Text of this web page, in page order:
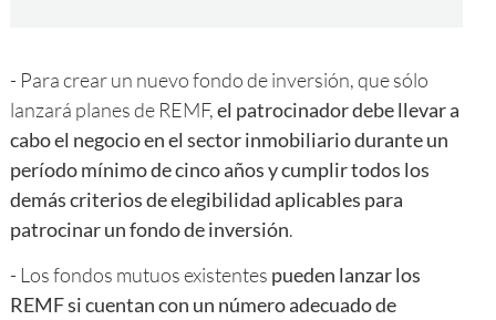
- Para crear un nuevo fondo de inversión, que sólo
lanzará planes de REMF,el patrocinador debe llevar a
cabo el negocio en el sector inmobiliario durante un
período mínimo de cinco años y cumplir todos los
demás criterios de elegibilidad aplicables para
patrocinar un fondo de inversión.
- Los fondos mutuos existentes pueden lanzar los
REMF si cuentan con un número adecuado de